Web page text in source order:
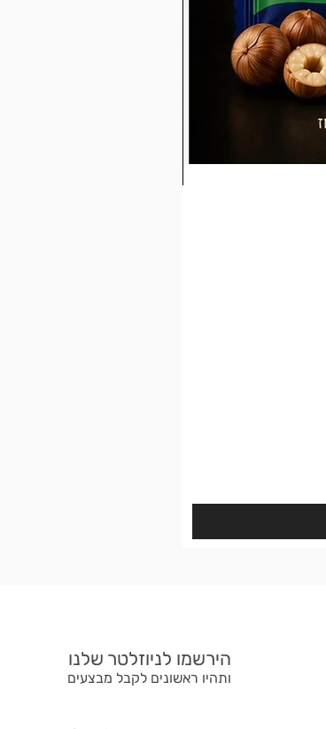
הירשמו לניוזלטר שלנו
ותהיו ראשונים לקבל מבצעים